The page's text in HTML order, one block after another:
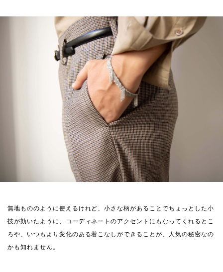
無地もののように使えるけれど、小さな柄があることでちょっとした小
技が効いたように、コーディネートのアクセントにもなってくれるとこ
ろや、いつもより変化のある着こなしができることが、人気の秘密なの
かも知れません。